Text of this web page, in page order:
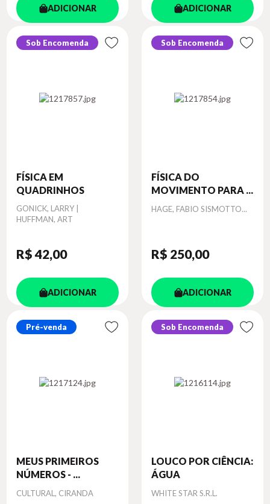
ADICIONAR ADICIONAR
Sob Encomenda
FÍSICA EM
QUADRINHOS
Autor
GONICK, LARRY |
HUFFMAN, ART
R$ 42,00
ADICIONAR
Sob Encomenda
FÍSICA DO
MOVIMENTO PARA ...
Autor
HAGE, FABIO SISMOTTO...
R$ 250,00
ADICIONAR
Pré-venda
MEUS PRIMEIROS
NÚMEROS - ...
Autor
CULTURAL, CIRANDA
Sob Encomenda
LOUCO POR CIÊNCIA:
ÁGUA
Autor
WHITE STAR S.R.L.